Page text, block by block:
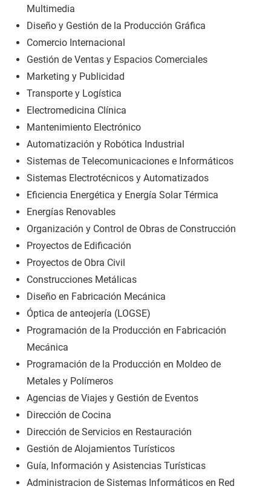
Multimedia
Diseño y Gestión de la Producción Gráfica
Comercio Internacional
Gestión de Ventas y Espacios Comerciales
Marketing y Publicidad
Transporte y Logística
Electromedicina Clínica
Mantenimiento Electrónico
Automatización y Robótica Industrial
Sistemas de Telecomunicaciones e Informáticos
Sistemas Electrotécnicos y Automatizados
Eficiencia Energética y Energía Solar Térmica
Energías Renovables
Organización y Control de Obras de Construcción
Proyectos de Edificación
Proyectos de Obra Civil
Construcciones Metálicas
Diseño en Fabricación Mecánica
Óptica de anteojería (LOGSE)
Programación de la Producción en Fabricación
Mecánica
Programación de la Producción en Moldeo de
Metales y Polímeros
Agencias de Viajes y Gestión de Eventos
Dirección de Cocina
Dirección de Servicios en Restauración
Gestión de Alojamientos Turísticos
Guía, Información y Asistencias Turísticas
Administracion de Sistemas Informáticos en Red